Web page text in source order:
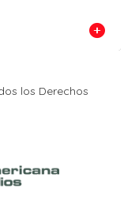
los Derechos